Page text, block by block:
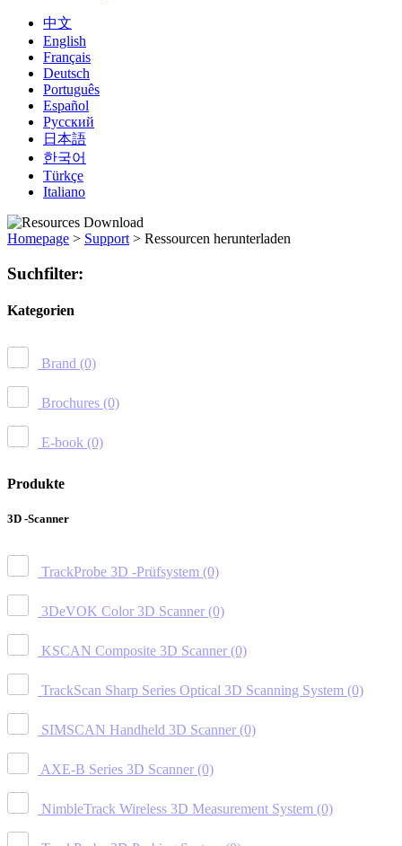
中文
English
Français
Deutsch
Português
Español
Русский
日本語
한국어
Türkçe
Italiano
Homepage > Support > Ressourcen herunterladen
Suchfilter:
Kategorien
Brand (0)
Brochures (0)
E-book (0)
Produkte
3D -Scanner
TrackProbe 3D -Prüfsystem (0)
3DeVOK Color 3D Scanner (0)
KSCAN Composite 3D Scanner (0)
TrackScan Sharp Series Optical 3D Scanning System (0)
SIMSCAN Handheld 3D Scanner (0)
AXE-B Series 3D Scanner (0)
NimbleTrack Wireless 3D Measurement System (0)